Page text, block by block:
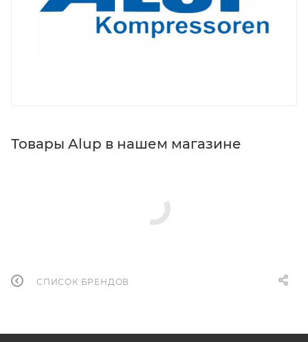
Товары Alup в нашем магазине
СПИСОК БРЕНДОВ